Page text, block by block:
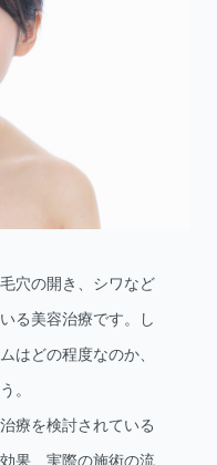
穴の開き、シワなど
る美容治療です。し
はどの程度なのか、
。
療を検討されている
果、実際の施術の流